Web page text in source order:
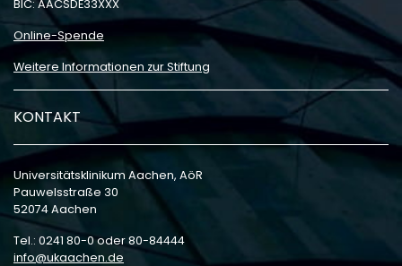
BIC: AACSDE33XXX
Online-Spende
Weitere Informationen zur Stiftung
KONTAKT
Universitätsklinikum Aachen, AöR
Pauwelsstraße 30
52074 Aachen
Tel.: 0241 80-0 oder 80-84444
info
ukaachen de